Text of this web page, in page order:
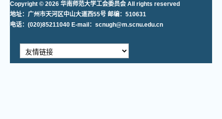
Copyright © 2026 华南师范大学工会委员会 All rights reserved
地址：广州市天河区中山大道西55号 邮编：510631
电话：(020)85211040 E-mail：scnugh@m.scnu.edu.cn